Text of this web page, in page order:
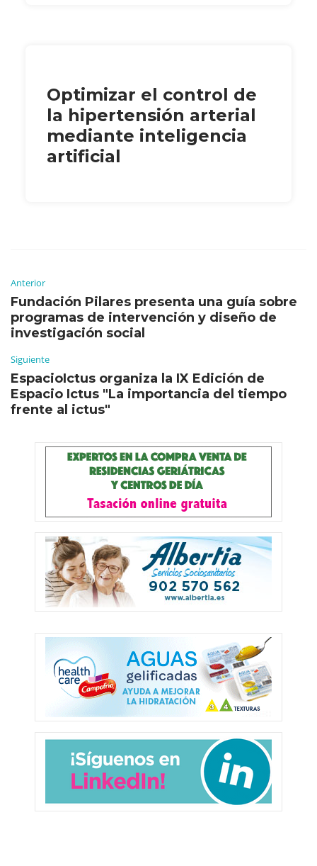
Optimizar el control de
la hipertensión arterial
mediante inteligencia
artificial
Anterior
Fundación Pilares presenta una guía sobre
programas de intervención y diseño de
investigación social
Siguiente
EspacioIctus organiza la IX Edición de
Espacio Ictus "La importancia del tiempo
frente al ictus"